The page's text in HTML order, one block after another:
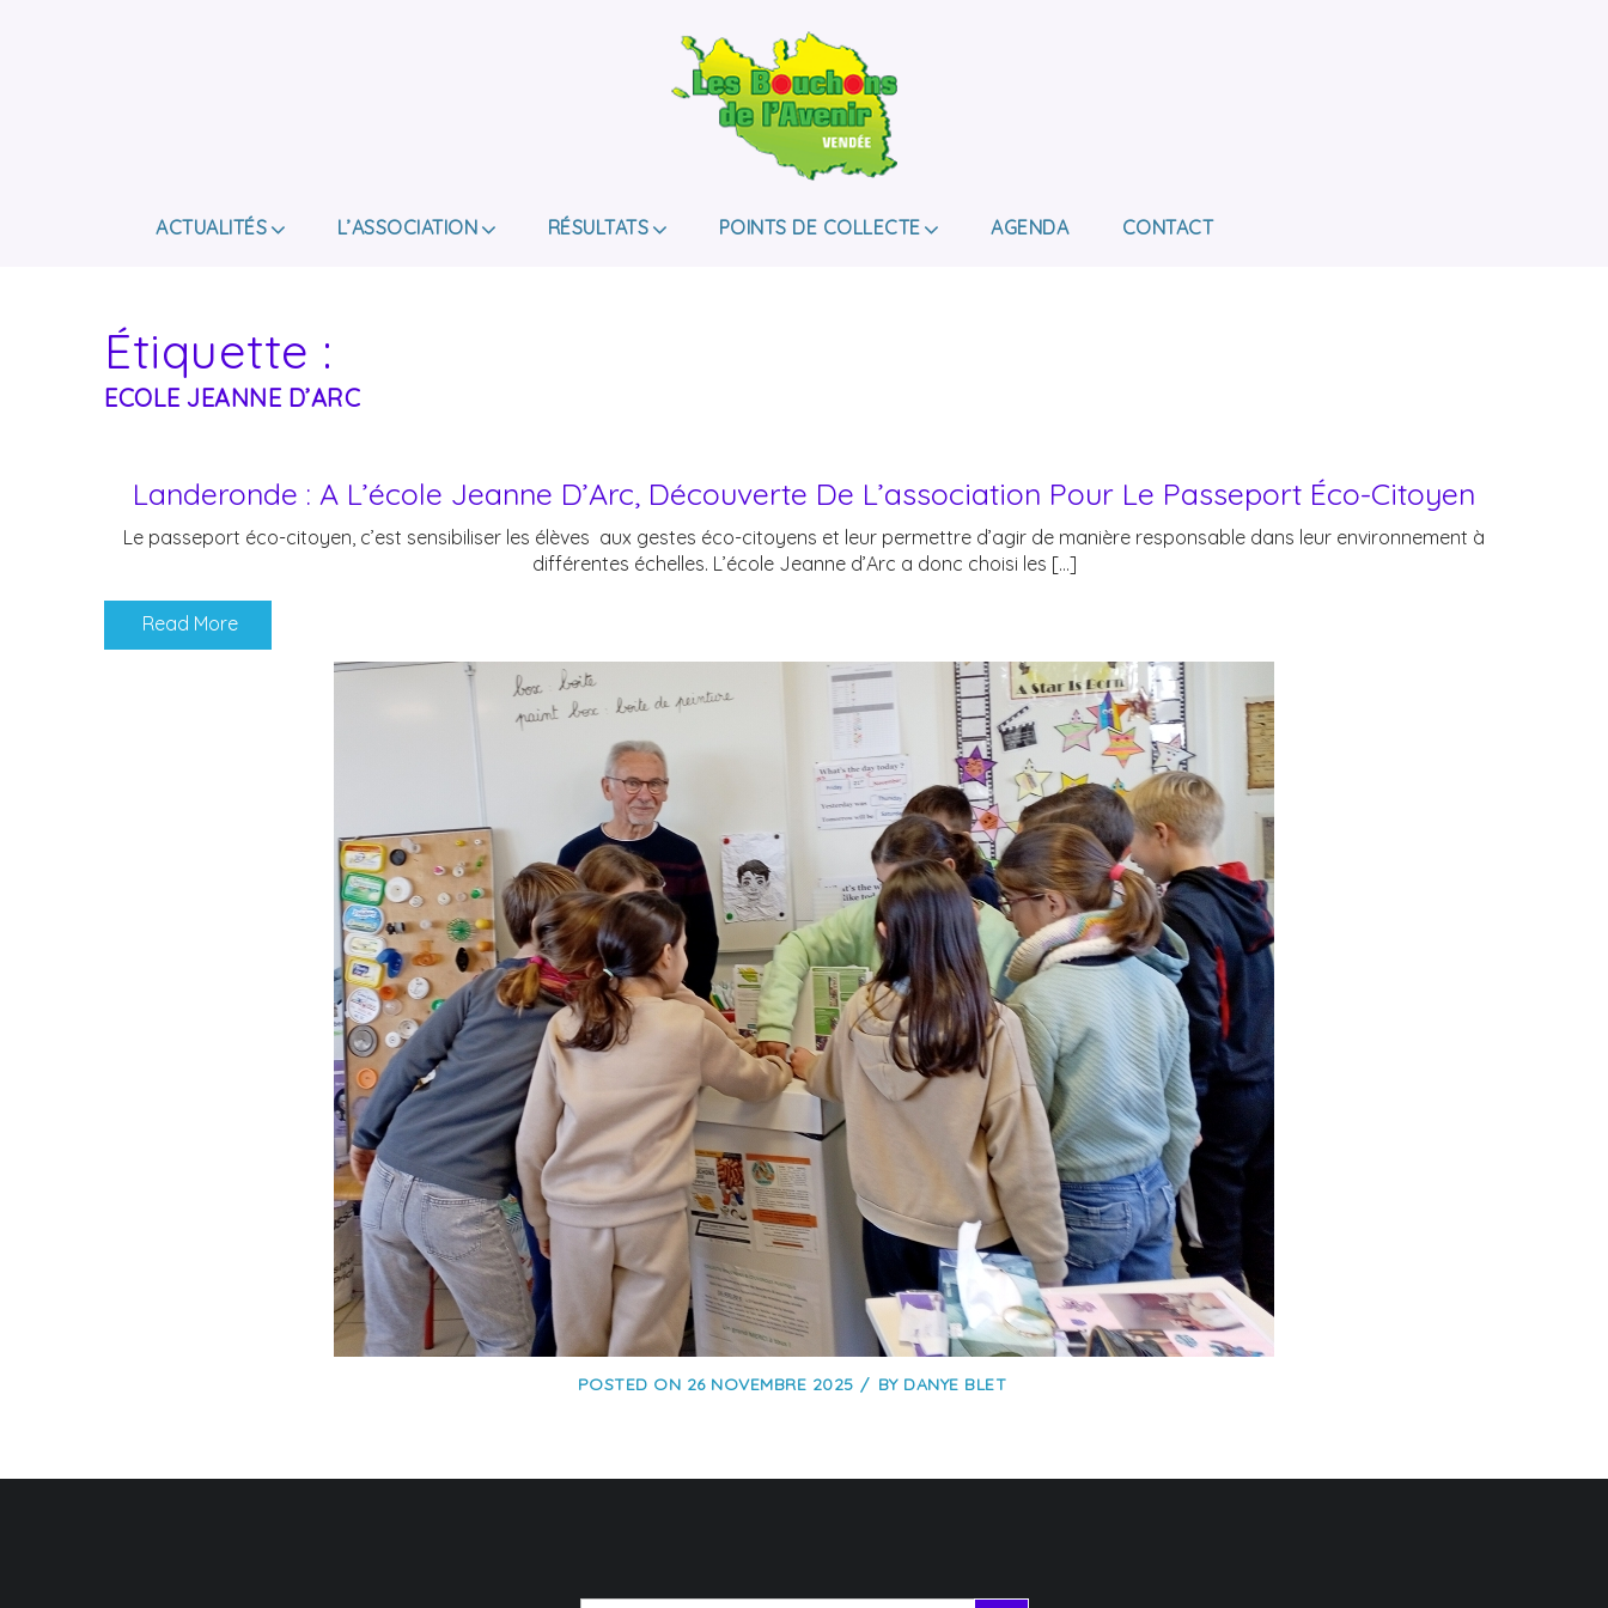
LES BOUCHONS DE L'AVENIR
DE HANDICAP.
ACTUALITÉS L’ASSOCIATION RÉSULTATS POINTS DE COLLECTE AGENDA CONTACT
Étiquette :
ECOLE JEANNE D’ARC
Landeronde : A L’école Jeanne D’Arc, Découverte De L’association Pour Le Passeport Éco-Citoyen
Le passeport éco-citoyen, c’est sensibiliser les élèves aux gestes éco-citoyens et leur permettre d’agir de manière responsable dans leur environnement à
différentes échelles. L’école Jeanne d’Arc a donc choisi les […]
Read More
POSTED ON 26 NOVEMBRE 2025 BY DANYE BLET